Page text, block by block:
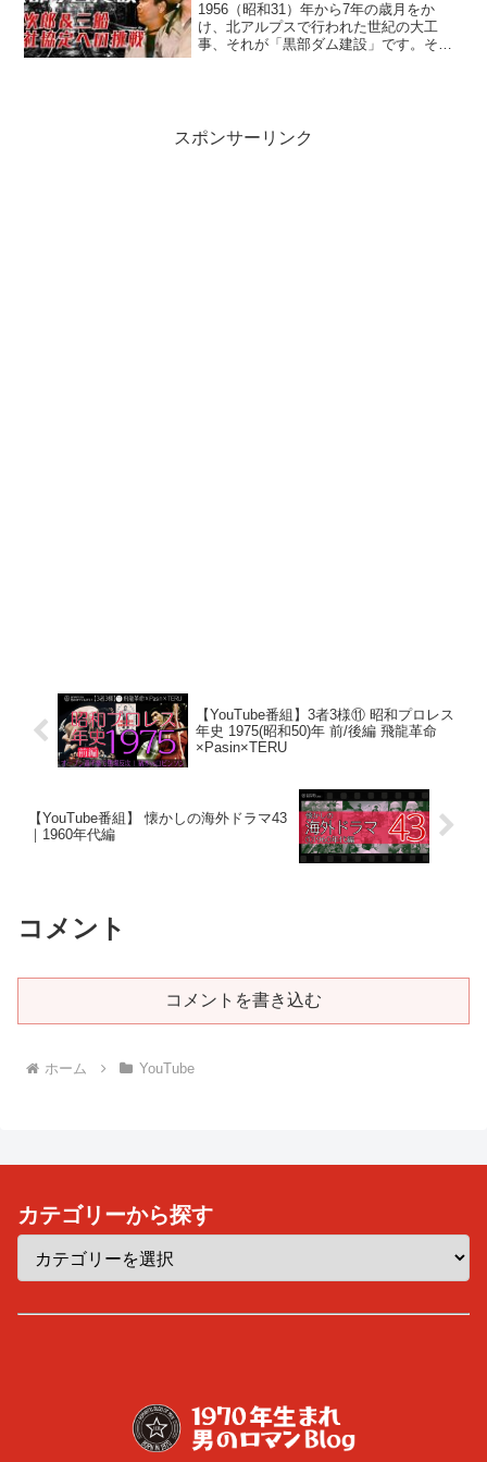
1956（昭和31）年から7年の歳月をか
け、北アルプスで行われた世紀の大工
事、それが「黒部ダム建設」です。そし
スポンサーリンク
【YouTube番組】3者3様⑪ 昭和プロレス
年史 1975(昭和50)年 前/後編 飛龍革命
×Pasin×TERU
【YouTube番組】 懐かしの海外ドラマ43
｜1960年代編
コメント
コメントを書き込む
ホーム YouTube
カテゴリーから探す